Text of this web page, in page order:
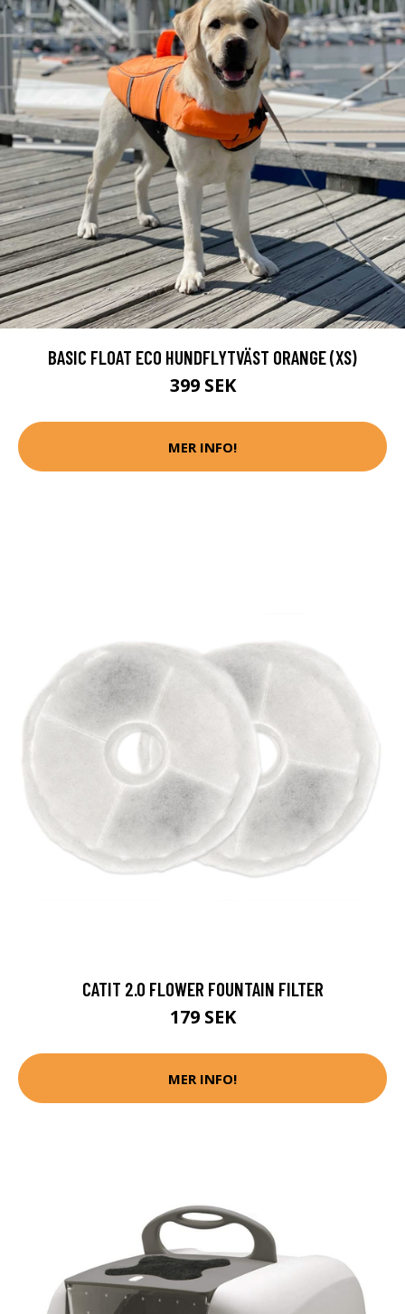
BASIC FLOAT ECO HUNDFLYTVÄST ORANGE (XS)
399 SEK
MER INFO!
CATIT 2.0 FLOWER FOUNTAIN FILTER
179 SEK
MER INFO!